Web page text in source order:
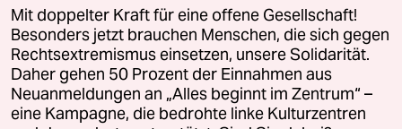
5 FDP-Chef Kubicki über seine Partei
„Wie Sie sehen, lebe ich“
Mit doppelter Kraft für eine offene Gesellschaft!
Besonders jetzt brauchen Menschen, die sich gegen
Rechtsextremismus einsetzen, unsere Solidarität.
Daher gehen 50 Prozent der Einnahmen aus
Neuanmeldungen an „Alles beginnt im Zentrum“ –
eine Kampagne, die bedrohte linke Kulturzentren